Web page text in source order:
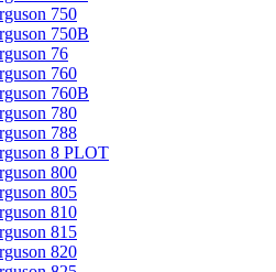
750
750B
76
760
760B
780
788
8 PLOT
800
805
810
815
820